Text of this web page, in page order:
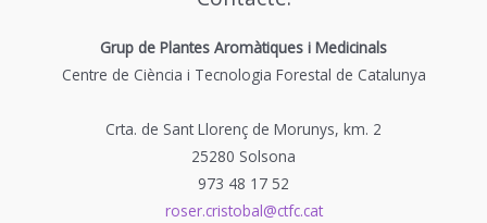
Grup de Plantes Aromàtiques i Medicinals
Centre de Ciència i Tecnologia Forestal de Catalunya
Crta. de Sant Llorenç de Morunys, km. 2
25280 Solsona
973 48 17 52
roser.cristobal@ctfc.cat